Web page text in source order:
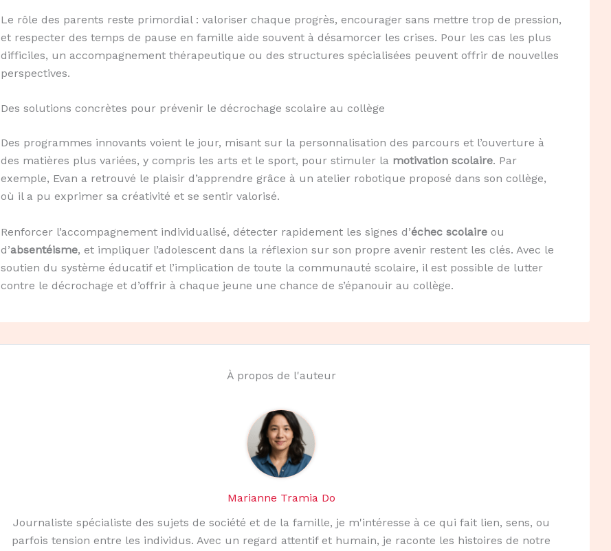
Le rôle des parents reste primordial : valoriser chaque progrès, encourager sans mettre trop de pression,
et respecter des temps de pause en famille aide souvent à désamorcer les crises. Pour les cas les plus
difficiles, un accompagnement thérapeutique ou des structures spécialisées peuvent offrir de nouvelles
perspectives.
Des solutions concrètes pour prévenir le décrochage scolaire au collège
Des programmes innovants voient le jour, misant sur la personnalisation des parcours et l’ouverture à
des matières plus variées, y compris les arts et le sport, pour stimuler la motivation scolaire. Par
exemple, Evan a retrouvé le plaisir d’apprendre grâce à un atelier robotique proposé dans son collège,
où il a pu exprimer sa créativité et se sentir valorisé.
Renforcer l’accompagnement individualisé, détecter rapidement les signes d’échec scolaireou
d’absentéisme, et impliquer l’adolescent dans la réflexion sur son propre avenir restent les clés. Avec le
soutien du système éducatif et l’implication de toute la communauté scolaire, il est possible de lutter
contre le décrochage et d’offrir à chaque jeune une chance de s’épanouir au collège.
À propos de l'auteur
Marianne Tramia Do
Journaliste spécialiste des sujets de société et de la famille, je m'intéresse à ce qui fait lien, sens, ou
parfois tension entre les individus. Avec un regard attentif et humain, je raconte les histoires de notre